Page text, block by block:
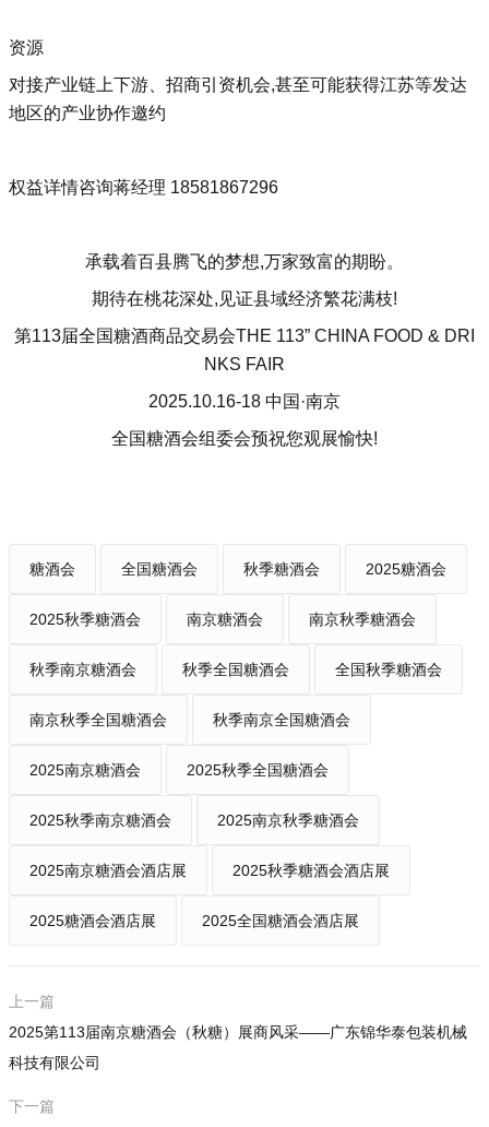
资源
对接产业链上下游、招商引资机会,甚至可能获得江苏等发达
地区的产业协作邀约
权益详情咨询蒋经理 18581867296
承载着百县腾飞的梦想,万家致富的期盼。
期待在桃花深处,见证县域经济繁花满枝!
第113届全国糖酒商品交易会THE 113” CHINA FOOD & DRI
NKS FAIR
2025.10.16-18 中国·南京
全国糖酒会组委会预祝您观展愉快!
糖酒会 全国糖酒会 秋季糖酒会 2025糖酒会
2025秋季糖酒会 南京糖酒会 南京秋季糖酒会
秋季南京糖酒会 秋季全国糖酒会 全国秋季糖酒会
南京秋季全国糖酒会 秋季南京全国糖酒会
2025南京糖酒会 2025秋季全国糖酒会
2025秋季南京糖酒会 2025南京秋季糖酒会
2025南京糖酒会酒店展 2025秋季糖酒会酒店展
2025糖酒会酒店展 2025全国糖酒会酒店展
上一篇
2025第113届南京糖酒会（秋糖）展商风采——广东锦华泰包装机械
科技有限公司
下一篇